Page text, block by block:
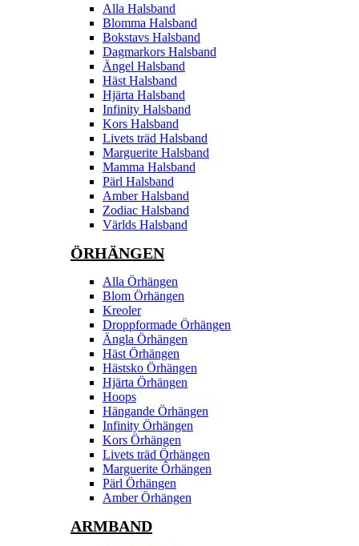
Alla Halsband
Blomma Halsband
Bokstavs Halsband
Dagmarkors Halsband
Ängel Halsband
Häst Halsband
Hjärta Halsband
Infinity Halsband
Kors Halsband
Livets träd Halsband
Marguerite Halsband
Mamma Halsband
Pärl Halsband
Amber Halsband
Zodiac Halsband
Världs Halsband
ÖRHÄNGEN
Alla Örhängen
Blom Örhängen
Kreoler
Droppformade Örhängen
Ängla Örhängen
Häst Örhängen
Hästsko Örhängen
Hjärta Örhängen
Hoops
Hängande Örhängen
Infinity Örhängen
Kors Örhängen
Livets träd Örhängen
Marguerite Ôrhängen
Pärl Örhängen
Amber Örhängen
ARMBAND